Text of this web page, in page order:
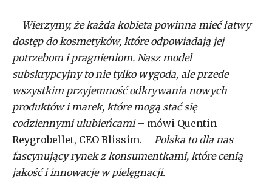
– Wierzymy, że każda kobieta powinna mieć łatwy
dostęp do kosmetyków, które odpowiadają jej
potrzebom i pragnieniom. Nasz model
subskrypcyjny to nie tylko wygoda, ale przede
wszystkim przyjemność odkrywania nowych
produktów i marek, które mogą stać się
codziennymi ulubieńcami– mówi Quentin
Reygrobellet, CEO Blissim. – Polska to dla nas
fascynujący rynek z konsumentkami, które cenią
jakość i innowacje w pielęgnacji.